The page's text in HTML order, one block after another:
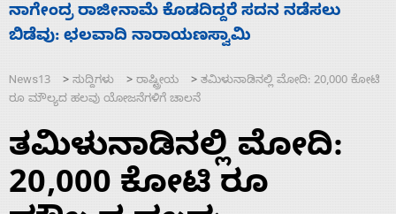
ಸಚಿವ ಸಂಪುಟ ವಿಸ್ತರಣೆ ಮಾಡಿದ್ದು ಹಣಬಲ ಮತ್ತು
ಹೈಕಮಾಂಡ್ ರಾಜಕಾರಣಕ್ಕೆ: ವಿಜಯೇಂದ್ರ
News13 > ಸುದ್ದಿಗಳು > ರಾಷ್ಟ್ರೀಯ > ತಮಿಳುನಾಡಿನಲ್ಲಿ ಮೋದಿ: 20,000 ಕೋಟಿ
ರೂ ಮೌಲ್ಯದ ಹಲವು ಯೋಜನೆಗಳಿಗೆ ಚಾಲನೆ
ತಮಿಳುನಾಡಿನಲ್ಲಿ ಮೋದಿ:
20,000 ಕೋಟಿ ರೂ